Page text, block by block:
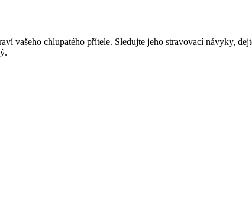
vašeho chlupatého přítele. Sledujte jeho stravovací návyky,